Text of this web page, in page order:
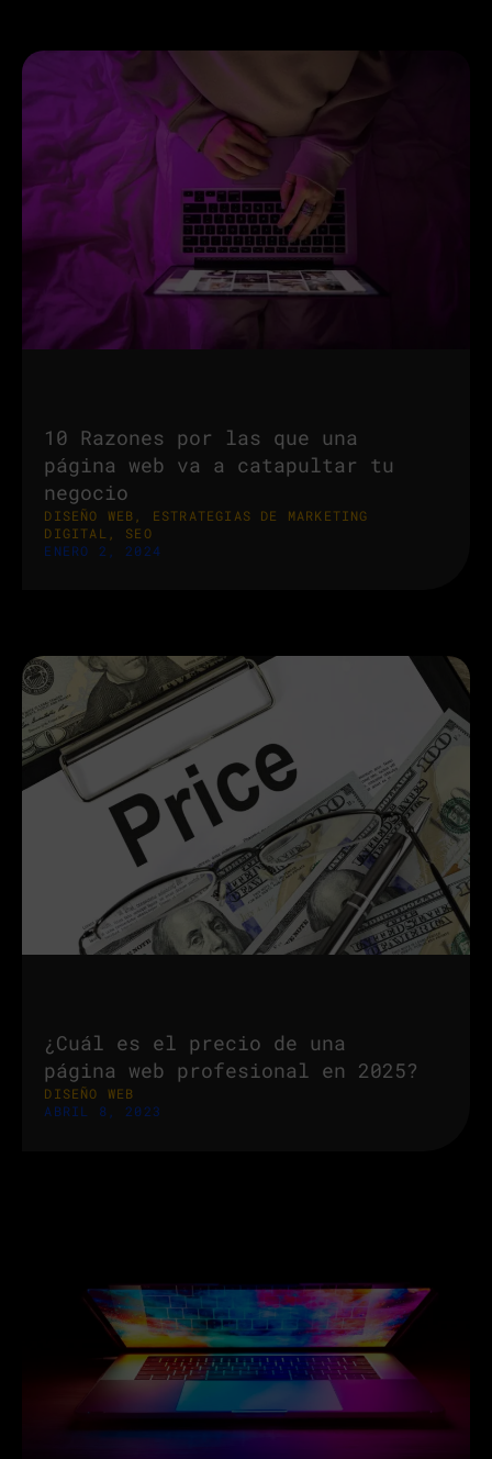
10 Razones por las que una
página web va a catapultar tu
negocio
DISEÑO WEB
ESTRATEGIAS DE MARKETING
DIGITAL
SEO
ENERO 2, 2024
¿Cuál es el precio de una
página web profesional en 2025?
DISEÑO WEB
ABRIL 8, 2023